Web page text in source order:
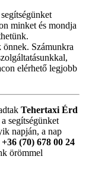
minket és mondja
önnek. Számunkra
elérhető legjobb
Tehertaxi Érd
segítségünket
napján, a nap
+36 (70) 678 00 24
örömmel